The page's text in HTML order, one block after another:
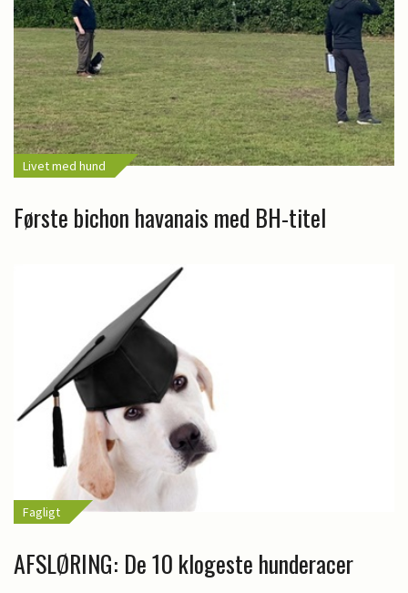
Livet med hund
Første bichon havanais med BH-titel
Fagligt
AFSLØRING: De 10 klogeste hunderacer